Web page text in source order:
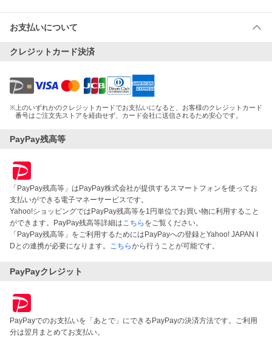
お支払いについて
クレジットカード決済
※ 上のいずれかのクレジットカードでお支払いになると、お客様のクレジットカード
番号はご注文先ストアを経由せず、カード会社に送信されるため安心です。
PayPay残高等
「PayPay残高等」はPayPay株式会社が提供するスマートフォンを使ってお
支払いができる電子マネーサービスです。
Yahoo!ショッピングではPayPay残高等を1円単位でお買い物に利用すること
ができます。PayPay残高等詳細はこちら をご覧ください。
「PayPay残高等」をご利用するためにはPayPayへの登録とYahoo! JAPAN I
Dとの連携が必要になります。 こちらから行うことが可能です。
PayPayクレジット
PayPayでのお支払いを「あとで」にできるPayPayの決済方法です。ご利用
分は翌月まとめてお支払い。